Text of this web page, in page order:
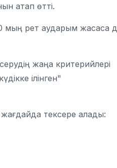
атап өтті.
мың рет аударым жасаса
жаңа критерийлері
ілінген"
тексере алады: